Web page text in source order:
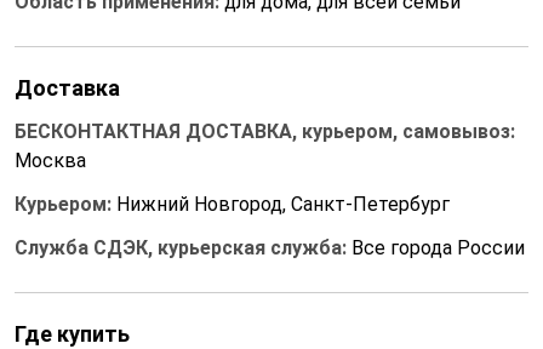
Доставка
БЕСКОНТАКТНАЯ ДОСТАВКА, курьером, самовывоз:
Москва
Курьером: Нижний Новгород, Санкт-Петербург
Служба СДЭК, курьерская служба: Все города России
Где купить